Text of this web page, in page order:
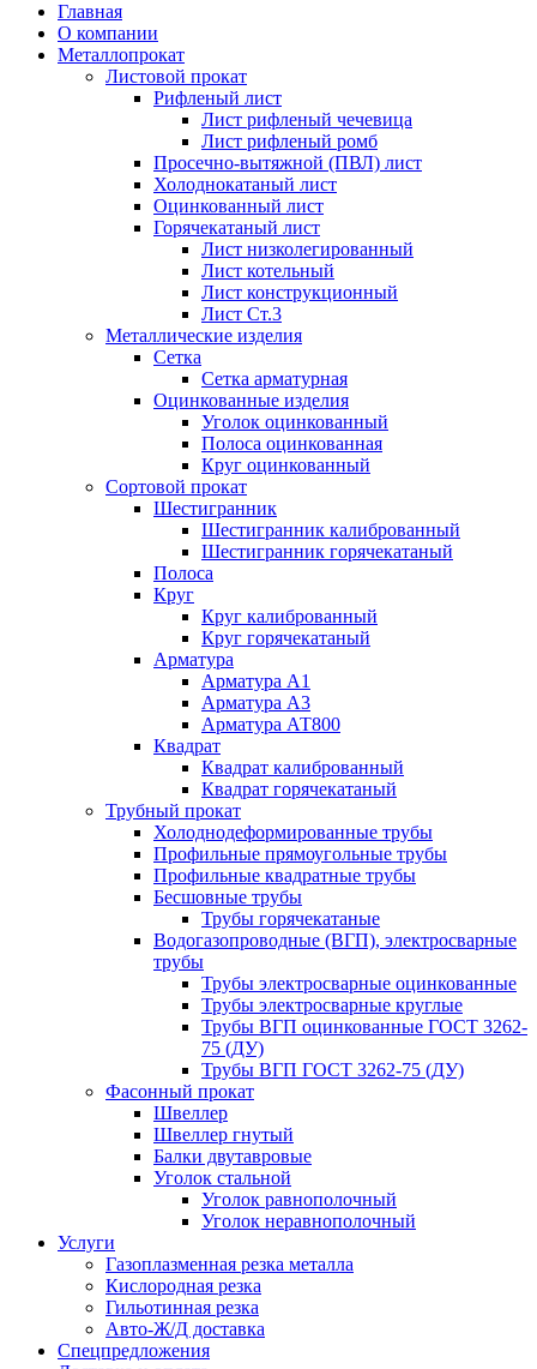
Главная
О компании
Металлопрокат
Листовой прокат
Рифленый лист
Лист рифленый чечевица
Лист рифленый ромб
Просечно-вытяжной (ПВЛ) лист
Холоднокатаный лист
Оцинкованный лист
Горячекатаный лист
Лист низколегированный
Лист котельный
Лист конструкционный
Лист Ст.3
Металлические изделия
Сетка
Сетка арматурная
Оцинкованные изделия
Уголок оцинкованный
Полоса оцинкованная
Круг оцинкованный
Сортовой прокат
Шестигранник
Шестигранник калиброванный
Шестигранник горячекатаный
Полоса
Круг
Круг калиброванный
Круг горячекатаный
Арматура
Арматура А1
Арматура А3
Арматура АТ800
Квадрат
Квадрат калиброванный
Квадрат горячекатаный
Трубный прокат
Холоднодеформированные трубы
Профильные прямоугольные трубы
Профильные квадратные трубы
Бесшовные трубы
Трубы горячекатаные
Водогазопроводные (ВГП), электросварные
трубы
Трубы электросварные оцинкованные
Трубы электросварные круглые
Трубы ВГП оцинкованные ГОСТ 3262-
75 (ДУ)
Трубы ВГП ГОСТ 3262-75 (ДУ)
Фасонный прокат
Швеллер
Швеллер гнутый
Балки двутавровые
Уголок стальной
Уголок равнополочный
Уголок неравнополочный
Услуги
Газоплазменная резка металла
Кислородная резка
Гильотинная резка
Авто-Ж/Д доставка
Спецпредложения